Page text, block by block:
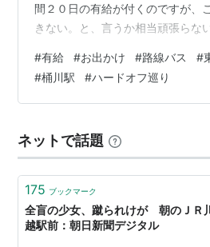
■ りんかい線直通（大崎以
東京テレポート駅 国際展示場駅
川越線（ 高麗川駅 方面）
…高麗川駅−武蔵高萩駅−笠幡
■ 八高線直通（高麗川駅以
箱根ケ崎駅 拝島駅 八王子駅）
＞＞路線案内 東武鉄道 ＜＜
間２０日の有給が付くのですが、
きない。と、言うか相当頑張らな
ので、締め日までに何とか頑張っ
が残り１５日は残念ながら消滅で
は２０日全部取りたいですよ。し
～～ん（今回も絶賛電話対応中、
客様の電話は無視できないですか
#有給 #お出かけ #路線バス #
#桶川駅 #ハードオフ巡り
ネットで話題
175 ブックマーク
全盲の少女、蹴られけが 朝のＪＲ川
越駅前：朝日新聞デジタル